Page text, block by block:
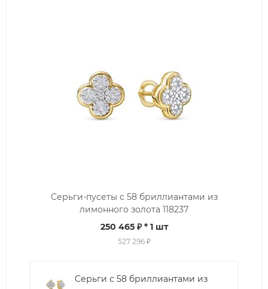
Серьги-пусеты с 58 бриллиантами из
лимонного золота 118237
250 465 ₽* 1 шт
527 296 ₽
Серьги с 58 бриллиантами из